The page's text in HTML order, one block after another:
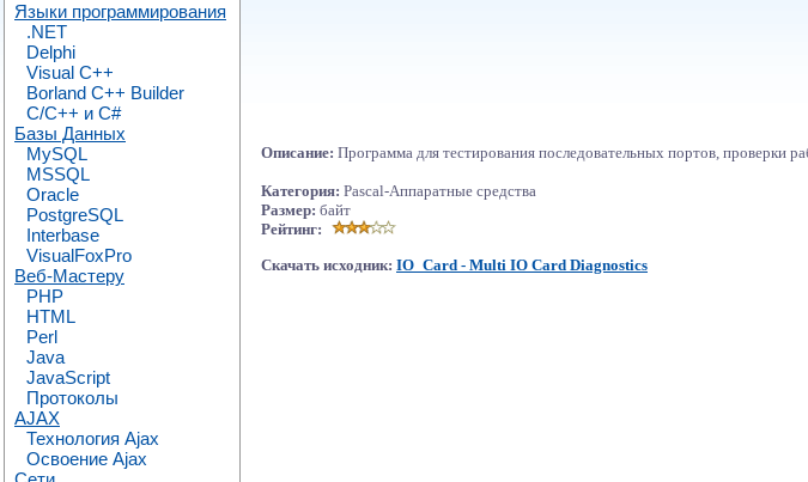
Языки программирования
.NET
Delphi
Visual C++
Borland C++ Builder
C/С++ и C#
Базы Данных
MySQL
MSSQL
Oracle
PostgreSQL
Interbase
VisualFoxPro
Веб-Мастеру
PHP
HTML
Perl
Java
JavaScript
Протоколы
AJAX
Технология Ajax
Освоение Ajax
Описание: Программа для тестирования последовательных портов, проверки
Категория: Pascal-Аппаратные средства
Размер: байт
Рейтинг:
Скачать исходник: IO_Card - Multi IO Card Diagnostics